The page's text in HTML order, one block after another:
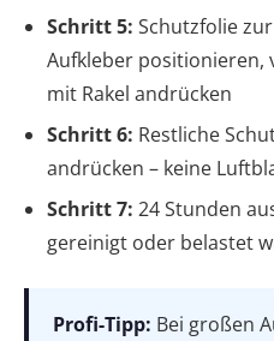
Schritt 5: Schutzfolie
Aufkleber positionieren,
mit Rakel andrücken
Schritt 6: Restliche
andrücken – keine
Schritt 7: 24 Stunden
gereinigt oder belastet
Profi-Tipp: Bei großen